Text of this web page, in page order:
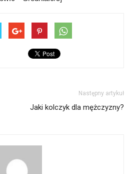
Następny artykuł
Jaki kolczyk dla mężczyzny?